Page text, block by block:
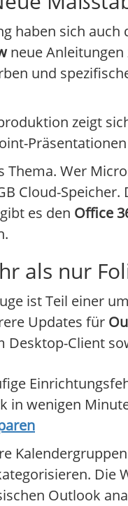
haben sich
neue Anleitungen
und
zeigt
Wer
Cloud-
es den Office
als nur
ist Teil einer
Updates für
Client
in wenigen
Die
Outlook